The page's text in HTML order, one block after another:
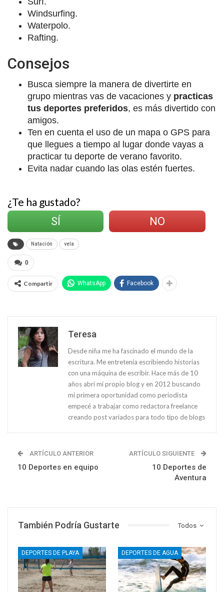
Windsurfing.
Waterpolo.
Rafting.
Consejos
Busca siempre la manera de divertirte en
grupo mientras vas de vacaciones y practicas
tus deportes preferidos, es más divertido con
amigos.
Ten en cuenta el uso de un mapa o GPS para
que llegues a tiempo al lugar donde vayas a
practicar tu deporte de verano favorito.
Evita nadar cuando las olas estén fuertes.
¿Te ha gustado?
SÍ
NO
Natación vela
0
Compartir WhatsApp Facebook
Teresa
Desde niña me ha fascinado el mundo de la
escritura. Me entretenía escribiendo historias
con una máquina de escribir. Hace más de 10
años abrí mi propio blog y en 2012 buscando
mi primera oportunidad como periodista
empecé a trabajar como redactora freelance
creando post variados para todo tipo de blogs
ARTÍCULO ANTERIOR
10 Deportes en equipo
ARTÍCULO SIGUIENTE
10 Deportes de
Aventura
Todos
También Podría Gustarte
DEPORTES DE PLAYA DEPORTES DE AGUA